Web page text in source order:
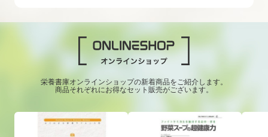
栄養書庫オンラインショップの新着商品をご紹介します。
商品それぞれにお得なセット販売がございます。